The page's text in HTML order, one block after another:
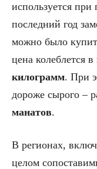
используется
последний год
можно было
цена колеблется в
килограмм. При
дороже сырого –
манатов.
В регионах,
целом